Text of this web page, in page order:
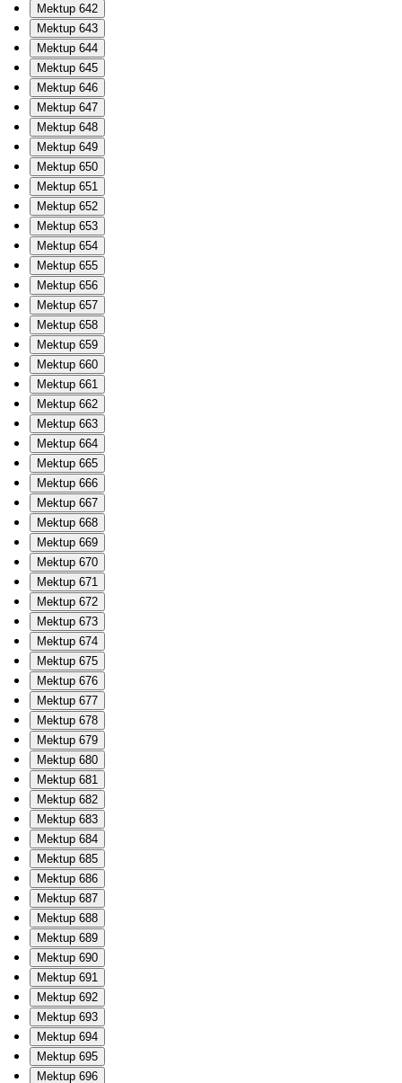
Mektup 642
Mektup 643
Mektup 644
Mektup 645
Mektup 646
Mektup 647
Mektup 648
Mektup 649
Mektup 650
Mektup 651
Mektup 652
Mektup 653
Mektup 654
Mektup 655
Mektup 656
Mektup 657
Mektup 658
Mektup 659
Mektup 660
Mektup 661
Mektup 662
Mektup 663
Mektup 664
Mektup 665
Mektup 666
Mektup 667
Mektup 668
Mektup 669
Mektup 670
Mektup 671
Mektup 672
Mektup 673
Mektup 674
Mektup 675
Mektup 676
Mektup 677
Mektup 678
Mektup 679
Mektup 680
Mektup 681
Mektup 682
Mektup 683
Mektup 684
Mektup 685
Mektup 686
Mektup 687
Mektup 688
Mektup 689
Mektup 690
Mektup 691
Mektup 692
Mektup 693
Mektup 694
Mektup 695
Mektup 696